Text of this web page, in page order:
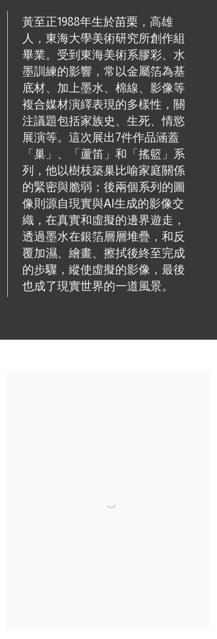
黃至正1988年生於苗栗，高雄
人，東海大學美術研究所創作組
畢業。受到東海美術系膠彩、水
墨訓練的影響，常以金屬箔為基
底材、加上墨水、棉線、影像等
複合媒材演繹表現的多樣性，關
注議題包括家族史、生死、情慾
展演等。這次展出7件作品涵蓋
「巢」、「蘆笛」和「搖籃」系
列，他以樹枝築巢比喻家庭關係
的緊密與脆弱；後兩個系列的圖
像則源自現實與AI 生成的影像交
織，在真實和虛擬的邊界遊走，
透過墨水在銀箔層層堆疊，和反
覆加濕、繪畫、擦拭後終至完成
的步驟，縱使虛擬的影像，最後
也成了現實世界的一道風景。